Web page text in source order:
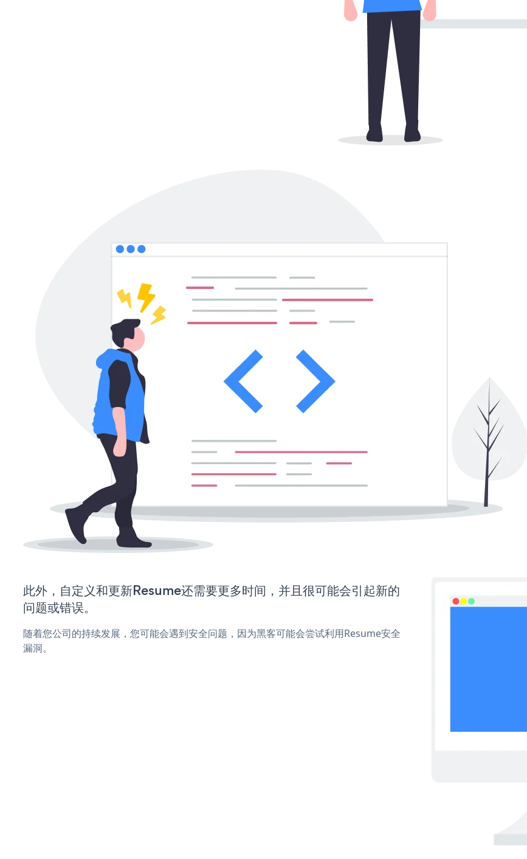
此外，自定义和更新Resume还需要更多时间，并且很可能会引起新的
问题或错误。
随着您公司的持续发展，您可能会遇到安全问题，因为黑客可能会尝试利用Resume安全
漏洞。